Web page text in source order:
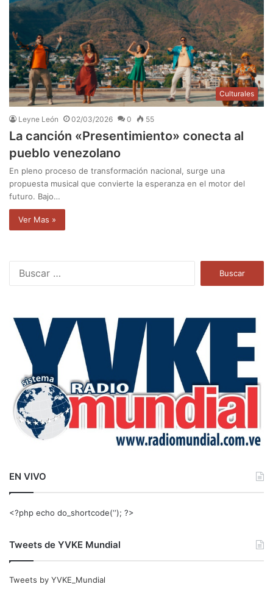
Culturales
Leyne León 02/03/2026 0 55
La canción «Presentimiento» conecta al
pueblo venezolano
En pleno proceso de transformación nacional, surge una
propuesta musical que convierte la esperanza en el motor del
futuro. Bajo…
Ver Mas »
a
EN VIVO
<?php echo do_shortcode(‘‘); ?>
Tweets de YVKE Mundial
Tweets by YVKE_Mundial